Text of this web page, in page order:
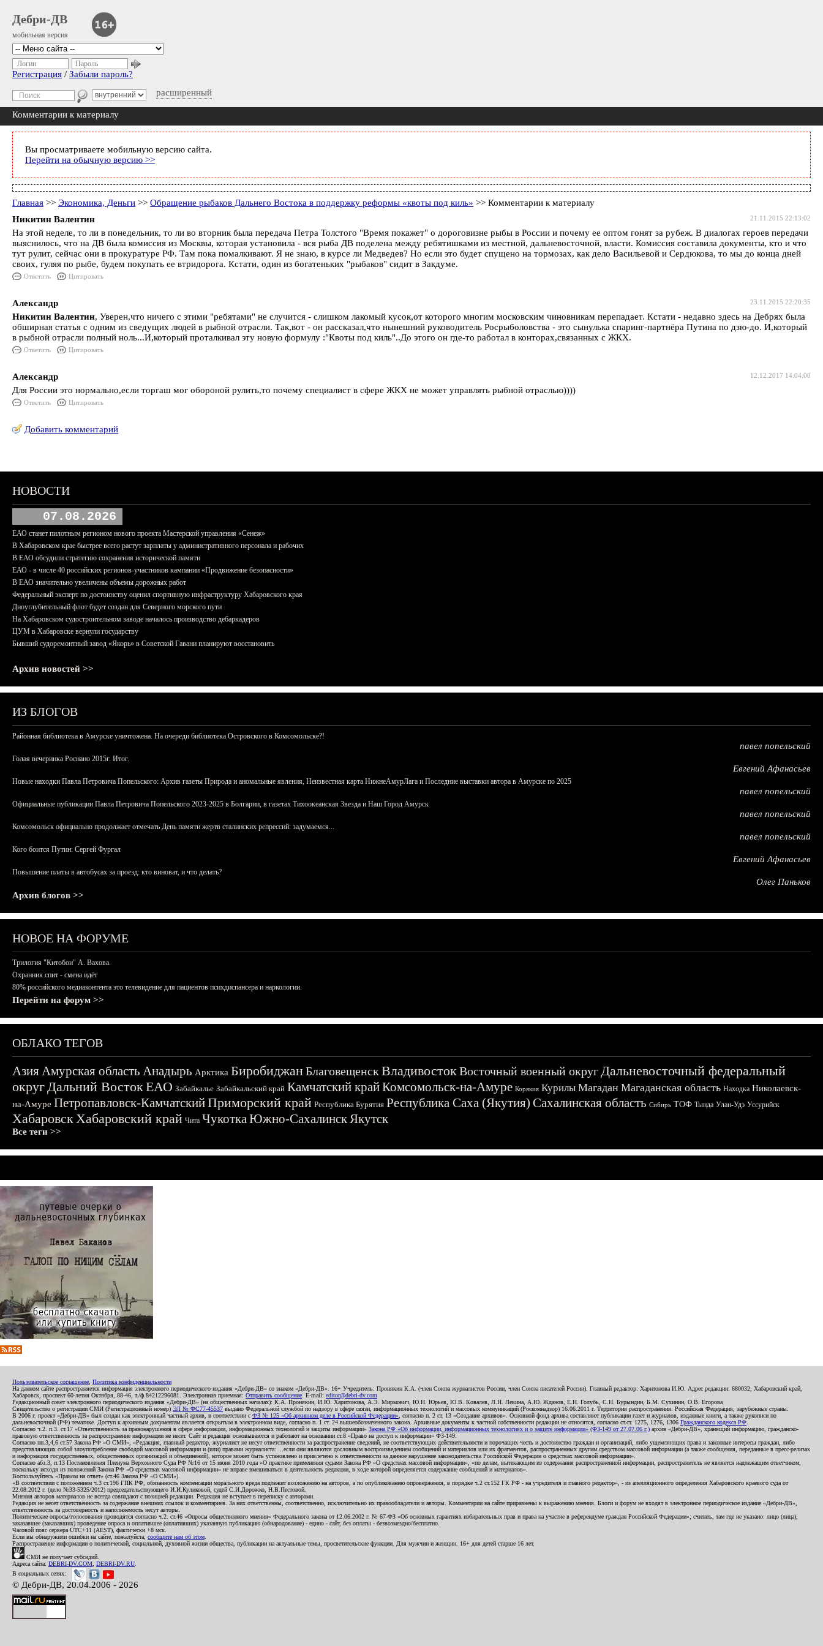
Дебри-ДВ
мобильная версия
расширенный
Логин Пароль
Регистрация / Забыли пароль?
Комментарии к материалу
Вы просматриваете мобильную версию сайта.
Перейти на обычную версию >>
Главная >> Экономика, Деньги >> Обращение рыбаков Дальнего Востока в поддержку реформы «квоты под киль» >> Комментарии к материалу
21.11.2015 22:13:02
Никитин Валентин
На этой неделе, то ли в понедельник, то ли во вторник была передача Петра Толстого "Время покажет" о дороговизне рыбы в России и почему ее оптом гонят за рубеж. В диалогах героев передачи
выяснилось, что на ДВ была комиссия из Москвы, которая установила - вся рыба ДВ поделена между ребятишками из местной, дальневосточной, власти. Комиссия составила документы, кто и что
тут рулит, сейчас они в прокуратуре РФ. Там пока помалкивают. Я не знаю, в курсе ли Медведев? Но если это будет спущено на тормозах, как дело Васильевой и Сердюкова, то мы до конца дней
своих, гуляя по рыбе, будем покупать ее втридорога. Кстати, один из богатеньких "рыбаков" сидит в Закдуме.
Ответить Цитировать
23.11.2015 22:20:35
Александр
Никитин Валентин, Уверен,что ничего с этими "ребятами" не случится - слишком лакомый кусок,от которого многим московским чиновникам перепадает. Кстати - недавно здесь на Дебрях была
обширная статья с одним из сведущих людей в рыбной отрасли. Так,вот - он рассказал,что нынешний руководитель Росрыболовства - это сынулька спаринг-партнёра Путина по дзю-до. И,который
в рыбной отрасли полный ноль...И,который проталкивал эту новую формулу :"Квоты под киль"..До этого он где-то работал в конторах,связанных с ЖКХ.
Ответить Цитировать
12.12.2017 14:04:00
Александр
Для России это нормально,если торгаш мог обороной рулить,то почему специалист в сфере ЖКХ не может управлять рыбной отраслью))))
Ответить Цитировать
Добавить комментарий
НОВОСТИ
07.08.2026
ЕАО станет пилотным регионом нового проекта Мастерской управления «Сенеж»
В Хабаровском крае быстрее всего растут зарплаты у административного персонала и рабочих
В ЕАО обсудили стратегию сохранения исторической памяти
ЕАО - в числе 40 российских регионов-участников кампании «Продвижение безопасности»
В ЕАО значительно увеличены объемы дорожных работ
Федеральный эксперт по достоинству оценил спортивную инфраструктуру Хабаровского края
Дноуглубительный флот будет создан для Северного морского пути
На Хабаровском судостроительном заводе началось производство дебаркадеров
ЦУМ в Хабаровске вернули государству
Бывший судоремонтный завод «Якорь» в Советской Гавани планируют восстановить
Архив новостей >>
ИЗ БЛОГОВ
Районная библиотека в Амурске уничтожена. На очереди библиотека Островского в Комсомольске?!
павел попельский
Голая вечеринка Роснано 2015г. Итог.
Евгений Афанасьев
Новые находки Павла Петровича Попельского: Архив газеты Природа и аномальные явления, Неизвестная карта НижнеАмурЛага и Последние выставки автора в Амурске по 2025
павел попельский
Официальные публикации Павла Петровича Попельского 2023-2025 в Болгарии, в газетах Тихоокеанская Звезда и Наш Город Амурск
павел попельский
Комсомольск официально продолжает отмечать День памяти жертв сталинских репрессий: задумаемся...
павел попельский
Кого боится Путин: Сергей Фургал
Евгений Афанасьев
Повышение платы в автобусах за проезд: кто виноват, и что делать?
Олег Паньков
Архив блогов >>
НОВОЕ НА ФОРУМЕ
Трилогия "Китобои" А. Вахова.
Охранник спит - смена идёт
80% российского медиаконтента это телевидение для пациентов психдиспансера и наркологии.
Перейти на форум >>
ОБЛАКО ТЕГОВ
АзияАмурская область Анадырь Арктика БиробиджанБлаговещенскВладивостокВосточный военный округДальневосточный федеральный
округДальний ВостокЕАО Забайкалье Забайкальский край Камчатский крайКомсомольск-на-Амуре Корякия Курилы Магадан Магаданская область Находка Николаевск-
на-Амуре Петропавловск-КамчатскийПриморский край Республика Бурятия Республика Саха (Якутия) Сахалинская область Сибирь ТОФ Тында Улан-Удэ Уссурийск
ХабаровскХабаровский край Чита ЧукоткаЮжно-СахалинскЯкутск
Все теги >>
Пользовательское соглашение Политика конфиденциальности
На данном сайте распространяется информация электронного периодического издания «Дебри-ДВ» со знаком «Дебри-ДВ». 16+ Учредитель: Пронякин К.А. (член Союза журналистов России, член Союза писателей России). Главный редактор: Харитонова И.Ю. Адрес редакции: 680032, Хабаровский край,
Хабаровск, проспект 60-летия Октября, 88-46, т./ф.84212296081. Электронная приемная: Отправить сообщение . E-mail: editor@debri-dv.com
Редакционный совет электронного периодического издания «Дебри-ДВ» (на общественных началах): К.А. Пронякин, И.Ю. Харитонова, А.Э. Мирмович, Ю.Н. Юрьев, Ю.В. Ковалев, Л.Н. Левина, А.Ю. Жданов, Е.Н. Голубь, С.Н. Бурындин, Б.М. Сухинин, О.В. Егорова
Свидетельство о регистрации СМИ (Регистрационный номер) ЭЛ № ФС77-45537 выдано Федеральной службой по надзору в сфере связи, информационных технологий и массовых коммуникаций (Роскомнадзор) 16.06.2011 г. Территория распространения: Российская Федерация, зарубежные страны.
В 2006 г. проект «Дебри-ДВ» был создан как электронный частный архив, в соответствии с ФЗ № 125 «Об архивном деле в Российской Федерации» , согласно п. 2 ст. 13 «Создание архивов». Основной фонд архива составляют публикации газет и журналов, изданные книги, а также рукописи по
дальневосточной (РФ) тематике. Доступ к архивным документам является открытым в электронном виде, согласно п. 1 ст. 24 вышеобозначенного закона. Архивные документы к частной собственности редакции не относятся, согласно ст.ст. 1275, 1276, 1306 Гражданского кодекса РФ
Согласно ч.2. п.3. ст.17 «Ответственность за правонарушения в сфере информации, информационных технологий и защиты информации» Закона РФ «Об информации, информационных технологиях и о защите информации» (ФЗ-149 от 27.07.06 г.) архив «Дебри-ДВ», хранящий информацию, гражданско-
правовую ответственность за распространение информации не несет. Сайт и редакция основываются и работают на основании ст.8 «Право на доступ к информации» ФЗ-149.
Согласно пп.3,4,6 ст.57 Закона РФ «О СМИ», «Редакция, главный редактор, журналист не несут ответственности за распространение сведений, не соответствующих действительности и порочащих честь и достоинство граждан и организаций, либо ущемляющих права и законные интересы граждан, либо
представляющих собой злоупотребление свободой массовой информации и (или) правами журналиста: ...если они являются дословным воспроизведением сообщений и материалов или их фрагментов, распространенных другим средством массовой информации (а также сообщения, переданные в пресс-релизах
и информация государственных, общественных организаций и объединений), которое может быть установлено и привлечено к ответственности за данное нарушение законодательства Российской Федерации о средствах массовой информации».
Согласно абз.3, п.13 Постановления Пленума Верховного Суда РФ №16 от 15 июня 2010 года «О практике применения судами Закона РФ «О средствах массовой информации», «по делам, вытекающим из содержания распространенной информации, распространитель не является надлежащим ответчиком,
поскольку исходя из положений Закона РФ «О средствах массовой информации» не вправе вмешиваться в деятельность редакции, в ходе которой определяется содержание сообщений и материалов».
Воспользуйтесь «Правом на ответ» (ст.46 Закона РФ «О СМИ»).
«В соответствии с положением ч.3 ст.196 ГПК РФ, обязанность компенсации морального вреда подлежит возложению на авторов, а по опубликованию опровержения, в порядке ч.2 ст.152 ГК РФ - на учредителя и главного редактор», - из апелляционного определения Хабаровского краевого суда от
22.08.2012 г. (дело №33-5325/2012) председательствующего И.И.Куликовой, судей С.И.Дорожко, Н.В.Пестовой.
Мнения авторов материалов не всегда совпадают с позицией редакции. Редакция не вступает в переписку с авторами.
Редакция не несет ответственность за содержание внешних ссылок и комментариев. За них ответственны, соответственно, исключительно их правообладатели и авторы. Комментарии на сайте приравнены к выражению мнения. Блоги и форум не входят в электронное периодическое издание «Дебри-ДВ»,
ответственность за достоверность и наполняемость несут авторы.
Политические опросы/голосования проводятся согласно ч.2. ст.46 «Опросы общественного мнения» Федерального закона от 12.06.2002 г. № 67-ФЗ «Об основных гарантиях избирательных прав и права на участие в референдуме граждан Российской Федерации»; считать, там где не указано: лицо (лица),
заказавшее (заказавших) проведение опроса и оплатившее (оплативших) указанную публикацию (обнародование) - едино - сайт, без оплаты - безвозмездно/бесплатно.
Часовой пояс сервера UTC+11 (AEST), фактически +8 мск.
Если вы обнаружили ошибки на сайте, пожалуйста, сообщите нам об этом
Распространение информации о политической, социальной, духовной жизни общества, публикации на актуальные темы, просветительские функции. Для мужчин и женщин. 16+ для детей старше 16 лет.
СМИ не получает субсидий.
Адреса сайта: DEBRI-DV.COM DEBRI-DV.RU
В социальных сетях:
© Дебри-ДВ, 20.04.2006 - 2026